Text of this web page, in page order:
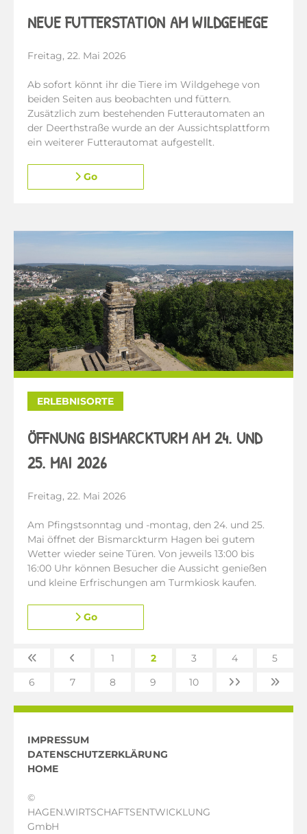
NEUE FUTTERSTATION AM WILDGEHEGE
Freitag, 22. Mai 2026
Ab sofort könnt ihr die Tiere im Wildgehege von
beiden Seiten aus beobachten und füttern.
Zusätzlich zum bestehenden Futterautomaten an
der Deerthstraße wurde an der Aussichtsplattform
ein weiterer Futterautomat aufgestellt.
Go
ERLEBNISORTE
ÖFFNUNG BISMARCKTURM AM 24. UND
25. MAI 2026
Freitag, 22. Mai 2026
Am Pfingstsonntag und -montag, den 24. und 25.
Mai öffnet der Bismarckturm Hagen bei gutem
Wetter wieder seine Türen. Von jeweils 13:00 bis
16:00 Uhr können Besucher die Aussicht genießen
und kleine Erfrischungen am Turmkiosk kaufen.
Go
1 2 3 4
5
6
7 8 9 10
IMPRESSUM
DATENSCHUTZERKLÄRUNG
HOME
©
HAGEN.WIRTSCHAFTSENTWICKLUNG
GmbH